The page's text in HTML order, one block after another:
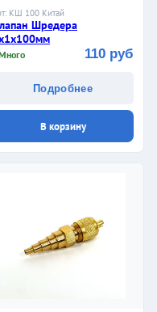
КШ 100 Китай
Шредера
110 руб
Подробнее
В корзину